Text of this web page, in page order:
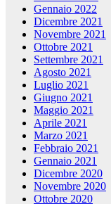
Gennaio 2022
Dicembre 2021
Novembre 2021
Ottobre 2021
Settembre 2021
Agosto 2021
Luglio 2021
Giugno 2021
Maggio 2021
Aprile 2021
Marzo 2021
Febbraio 2021
Gennaio 2021
Dicembre 2020
Novembre 2020
Ottobre 2020